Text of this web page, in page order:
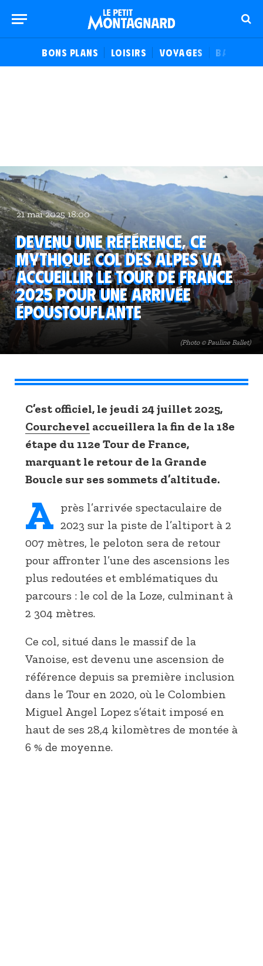
BONS PLANS LOISIRS VOYAGES BALADES
(Photo © Pauline Ballet)
21 mai 2025 18:00
Devenu une référence, ce
mythique col des Alpes va
accueillir le Tour de France
2025 pour une arrivée
époustouflante
C’est officiel, le jeudi 24 juillet 2025,
Courchevel accueillera la fin de la 18e
étape du 112e Tour de France,
marquant le retour de la Grande
Boucle sur ses sommets d’altitude.
A près l’arrivée spectaculaire de
2023 sur la piste de l’altiport à 2
007 mètres, le peloton sera de retour
pour affronter l’une des ascensions les
plus redoutées et emblématiques du
parcours : le col de la Loze, culminant à
2 304 mètres.
Ce col, situé dans le massif de la
Vanoise, est devenu une ascension de
référence depuis sa première inclusion
dans le Tour en 2020, où le Colombien
Miguel Angel Lopez s’était imposé en
haut de ses 28,4 kilomètres de montée à
6 % de moyenne.